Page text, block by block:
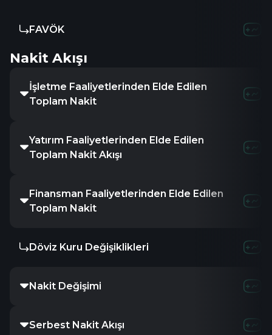
FAVÖK
Nakit Akışı
İşletme Faaliyetlerinden Elde Edilen
Toplam Nakit
-615.3K
Yatırım Faaliyetlerinden Elde Edilen
Toplam Nakit Akışı
Finansman Faaliyetlerinden Elde Edilen
Toplam Nakit
412.63M
Döviz Kuru Değişiklikleri
Nakit Değişimi 3.47M
Serbest Nakit Akışı -615.3K